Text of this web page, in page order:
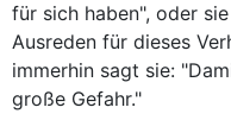
für sich haben", oder
Ausreden für dieses
immerhin sagt sie:
große Gefahr."